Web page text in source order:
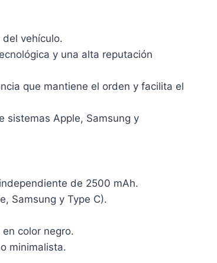
vehículo.
y una alta reputación
que mantiene el orden y facilita el
sistemas Apple, Samsung y
de 2500 mAh.
Samsung y Type C).
color negro.
minimalista.